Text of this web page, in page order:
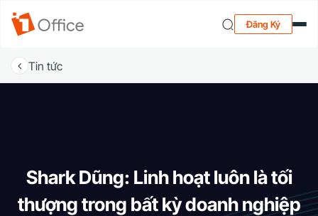
Đăng Ký
Tin tức
Shark Dũng: Linh hoạt luôn là tối
thượng trong bất kỳ doanh nghiệp